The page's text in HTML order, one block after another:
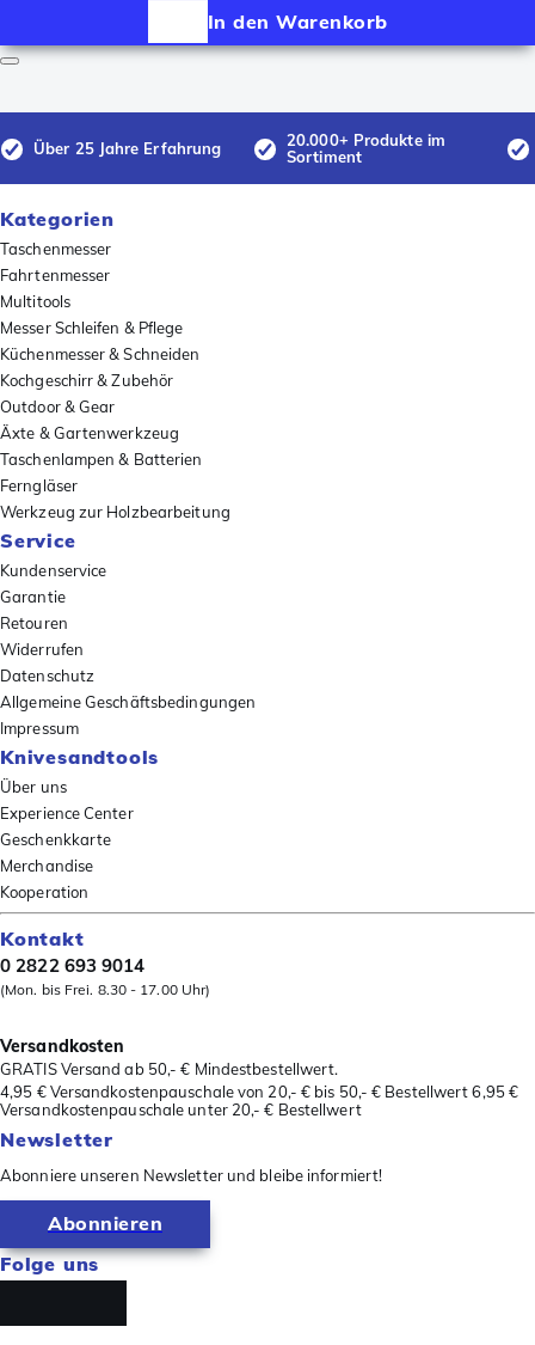
In den Warenkorb
Über 25 Jahre Erfahrung
20.000+ Produkte im
Sortiment
Kategorien
Taschenmesser
Fahrtenmesser
Multitools
Messer Schleifen & Pflege
Küchenmesser & Schneiden
Kochgeschirr & Zubehör
Outdoor & Gear
Äxte & Gartenwerkzeug
Taschenlampen & Batterien
Ferngläser
Werkzeug zur Holzbearbeitung
Service
Kundenservice
Garantie
Retouren
Widerrufen
Datenschutz
Allgemeine Geschäftsbedingungen
Impressum
Knivesandtools
Über uns
Experience Center
Geschenkkarte
Merchandise
Kooperation
Kontakt
0 2822 693 9014
(Mon. bis Frei. 8.30 - 17.00 Uhr)
Versandkosten
GRATIS Versand ab 50,- € Mindestbestellwert.
4,95 € Versandkostenpauschale von 20,- € bis 50,- € Bestellwert 6,95 €
Versandkostenpauschale unter 20,- € Bestellwert
Newsletter
Abonniere unseren Newsletter und bleibe informiert!
Abonnieren
Folge uns